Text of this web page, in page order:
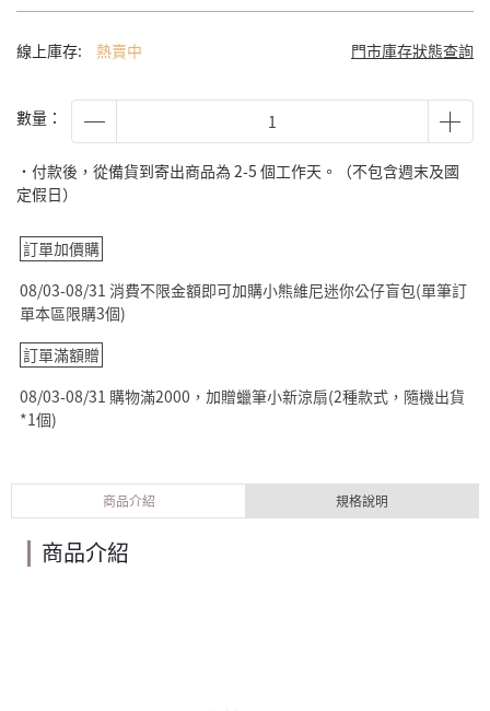
線上庫存: 熱賣中 門市庫存狀態查詢
數量：
˙付款後，從備貨到寄出商品為 2-5 個工作天。（不包含週末及國
定假日）
訂單加價購
08/03-08/31 消費不限金額即可加購小熊維尼迷你公仔盲包(單筆訂
單本區限購3個)
訂單滿額贈
08/03-08/31 購物滿2000，加贈蠟筆小新涼扇(2種款式，隨機出貨
*1個)
商品介紹 規格說明
商品介紹